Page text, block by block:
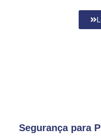
Segurança para